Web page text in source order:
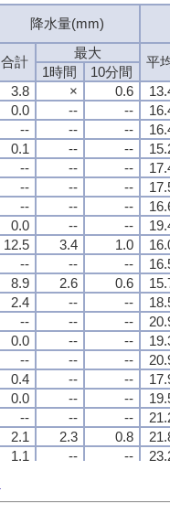
降水量(mm)
合計
最大
平
1時間
10分間
3.8 × 0.6
0.0 -- --
-- -- --
0.1 -- --
-- -- --
-- -- --
-- -- --
0.0 -- --
12.5 3.4 1.0
-- -- --
8.9 2.6 0.6
2.4 -- --
-- -- --
0.0 -- --
-- -- --
0.4 -- --
0.0 -- --
-- -- --
2.1 2.3 0.8
1.1 -- --
降水量(mm)
合計
最大
平
1時間
10分間
3.8 × 0.6
0.0 -- --
-- -- --
0.1 -- --
-- -- --
-- -- --
-- -- --
0.0 -- --
12.5 3.4 1.0
-- -- --
8.9 2.6 0.6
2.4 -- --
-- -- --
0.0 -- --
-- -- --
0.4 -- --
0.0 -- --
-- -- --
2.1 2.3 0.8
1.1 -- --
降水量(mm)
合計
最大
平
1時間
10分間
3.8 × 0.6
0.0 -- --
-- -- --
0.1 -- --
-- -- --
-- -- --
-- -- --
0.0 -- --
12.5 3.4 1.0
-- -- --
8.9 2.6 0.6
2.4 -- --
-- -- --
0.0 -- --
-- -- --
0.4 -- --
0.0 -- --
-- -- --
2.1 2.3 0.8
1.1 -- --
降水量(mm)
合計
最大
平
1時間
10分間
3.8 × 0.6
0.0 -- --
-- -- --
0.1 -- --
-- -- --
-- -- --
-- -- --
0.0 -- --
12.5 3.4 1.0
-- -- --
8.9 2.6 0.6
2.4 -- --
-- -- --
0.0 -- --
-- -- --
0.4 -- --
0.0 -- --
-- -- --
2.1 2.3 0.8
1.1 -- --